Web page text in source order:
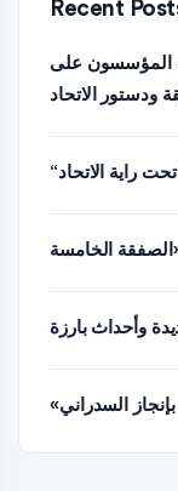
Recent
المؤسسون على
ودستور الاتحاد
وأحداث بارزة
السدراني